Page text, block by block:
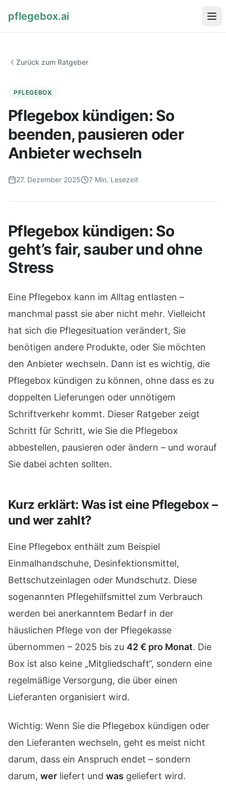
pflegebox.ai
Startseite
Pflegebox kostenlos bestellen
Zurück zum Ratgeber
PFLEGEBOX
Pflegebox kündigen: So
beenden, pausieren oder
Anbieter wechseln
27. Dezember 2025 7 Min. Lesezeit
Pflegebox kündigen: So
geht’s fair, sauber und ohne
Stress
Eine Pflegebox kann im Alltag entlasten –
manchmal passt sie aber nicht mehr. Vielleicht
hat sich die Pflegesituation verändert, Sie
benötigen andere Produkte, oder Sie möchten
den Anbieter wechseln. Dann ist es wichtig, die
Pflegebox kündigen zu können, ohne dass es zu
doppelten Lieferungen oder unnötigem
Schriftverkehr kommt. Dieser Ratgeber zeigt
Schritt für Schritt, wie Sie die Pflegebox
abbestellen, pausieren oder ändern – und worauf
Sie dabei achten sollten.
Kurz erklärt: Was ist eine Pflegebox –
und wer zahlt?
Eine Pflegebox enthält zum Beispiel
Einmalhandschuhe, Desinfektionsmittel,
Bettschutzeinlagen oder Mundschutz. Diese
sogenannten Pflegehilfsmittel zum Verbrauch
werden bei anerkanntem Bedarf in der
häuslichen Pflege von der Pflegekasse
übernommen – 2025 bis zu 42 € pro Monat. Die
Box ist also keine „Mitgliedschaft“, sondern eine
regelmäßige Versorgung, die über einen
Lieferanten organisiert wird.
Wichtig: Wenn Sie die Pflegebox kündigen oder
den Lieferanten wechseln, geht es meist nicht
darum, dass ein Anspruch endet – sondern
darum, wer liefert und was geliefert wird.